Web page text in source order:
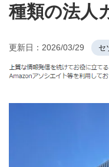
種類の法人
更新日： 2026/03/29 セ